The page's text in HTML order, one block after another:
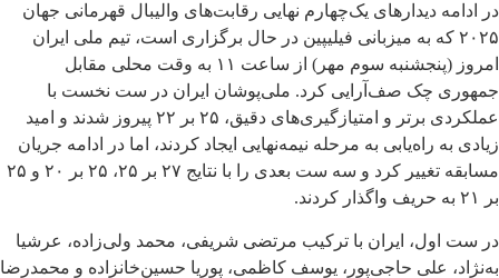
در ادامه دیدارهای یک‌چهارم نهایی رقابت‌های والیبال قهرمانی جهان
۲۰۲۵ که به میزبانی فیلیپین در حال برگزاری است، تیم ملی ایران
امروز (پنجشنبه سوم مهر) از ساعت ۱۱ به وقت محلی مقابل
جمهوری چک صف‌آرایی کرد. ملی‌پوشان ایران در ست نخست با
عملکردی برتر و امتیازگیری‌های دقیق، ۲۵ بر ۲۲ پیروز شدند و امید
زیادی به راه‌یابی به مرحله نیمه‌نهایی ایجاد کردند، اما در ادامه جریان
مسابقه تغییر کرد و سه ست بعدی را با نتایج ۲۷ بر ۲۵، ۲۵ بر ۲۰ و ۲۵
بر ۲۱ به حریف واگذار کردند.
در ست اول، ایران با ترکیب مرتضی شریفی، محمد ولی‌زاده، عرشیا
به‌نژاد، علی حاجی‌پور، یوسف کاظمی، پوریا حسین‌خانزاده و محمدرضا